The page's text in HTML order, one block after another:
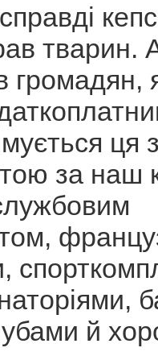
тварин.
громадян,
ця
за наш
й